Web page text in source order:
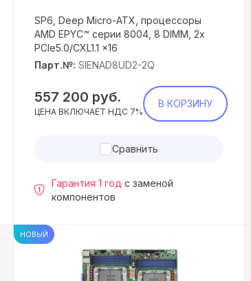
SP6, Deep Micro-ATX, процессоры
AMD EPYC™ серии 8004, 8 DIMM, 2x
PCIe5.0/CXL1.1 x16
Парт.№: SIENAD8UD2-2Q
557 200 руб.
ЦЕНА ВКЛЮЧАЕТ НДС 7%
В КОРЗИНУ
Сравнить
Гарантия 1 год с заменой
компонентов
НОВЫЙ